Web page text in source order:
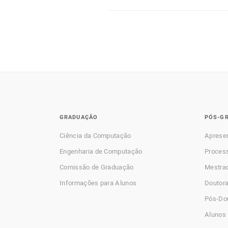
GRADUAÇÃO
Ciência da Computação
Engenharia de Computação
Comissão de Graduação
Informações para Alunos
PÓS-
Pós-
Alunos